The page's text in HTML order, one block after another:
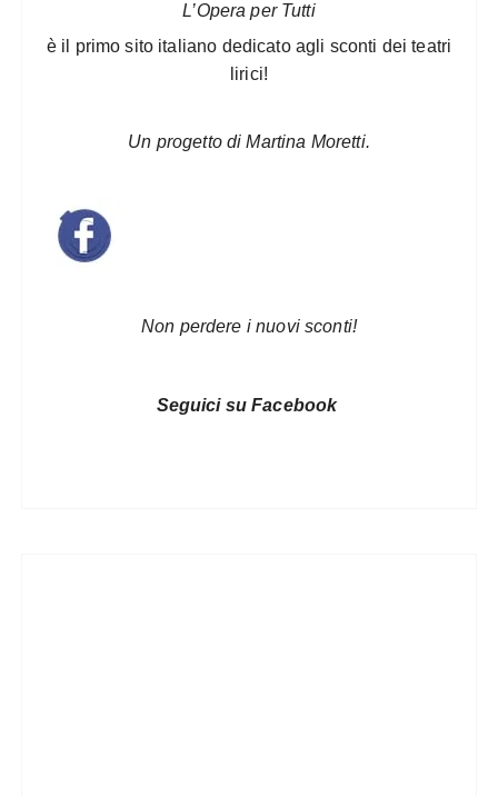
L’Opera per Tutti
è il primo sito italiano dedicato agli sconti dei teatri
lirici!
Un progetto di Martina Moretti.
Non perdere i nuovi sconti!
Seguici su Facebook